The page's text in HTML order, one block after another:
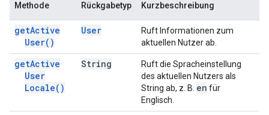
Methode Rückgabetyp Kurzbeschreibung
getActive
User( )
User
Ruft Informationen zum
aktuellen Nutzer ab.
getActive
User
Locale( )
String
Ruft die Spracheinstellung
des aktuellen Nutzers als
String ab, z. B. en für
Englisch.